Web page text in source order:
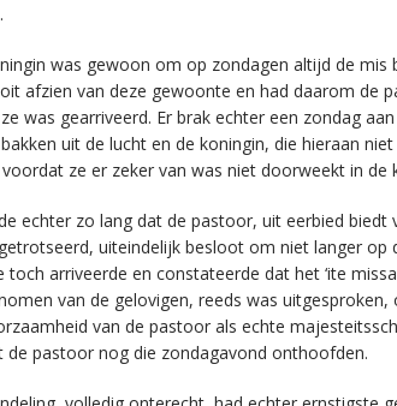
was gewoon om op zondagen altijd de mis
afzien van deze gewoonte en had daarom de
was gearriveerd. Er brak echter een zondag
uit de lucht en de koningin, die hieraan
ze er zeker van was niet doorweekt in de
echter zo lang dat de pastoor, uit eerbied
uiteindelijk besloot om niet langer op
toch arriveerde en constateerde dat het ‘ite
van de gelovigen, reeds was
van de pastoor als echte
de pastoor nog die zondagavond onthoofden.